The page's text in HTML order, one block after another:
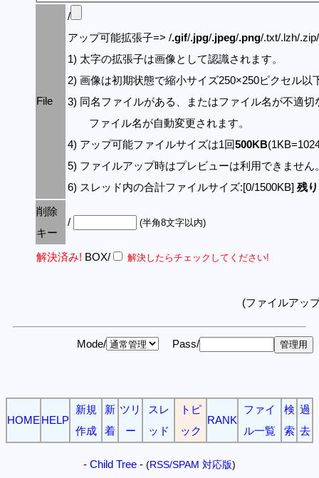
File
/
アップ可能拡張子=> /.gif/.jpg/.jpeg/.png/.txt/.lzh/
1) 太字の拡張子は画像として認識されます。
2) 画像は初期状態で縮小サイズ250×250ピクセル以
3) 同名ファイルがある、またはファイル名が不適切
ファイル名が自動変更されます。
4) アップ可能ファイルサイズは1回500KB
5) ファイルアップ時はプレビューは利用できません
6) スレッド内の合計ファイルサイズ:[0/1500KB] 残
削除
キー
/ (半角8文字以内)
解決済み! BOX/ 解決したらチェックしてください!
(ファイルアッ
Mode/ Pass/
HOME HELP
新規
作成
新
着
ツリ
ー
スレ
ッド
トピ
ック
RANK
ファイ
ル一覧
検
索
過
去
- Child Tree - (RSS/SPAM 対応版)